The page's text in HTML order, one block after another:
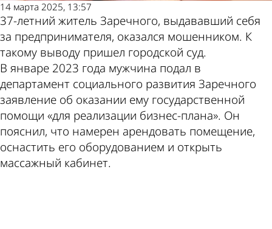
14 марта 2025, 13:57
37-летний житель Заречного, выдававший себя
за предпринимателя, оказался мошенником. К
такому выводу пришел городской суд.
В январе 2023 года мужчина подал в
департамент социального развития Заречного
заявление об оказании ему государственной
помощи «для реализации бизнес-плана». Он
пояснил, что намерен арендовать помещение,
оснастить его оборудованием и открыть
массажный кабинет.